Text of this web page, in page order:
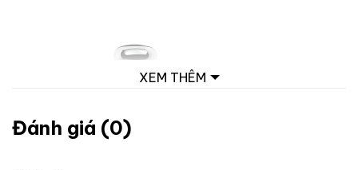
XEM THÊM
Đánh giá (0)